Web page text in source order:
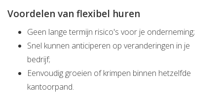
Voordelen van flexibel huren
Geen lange termijn risico's voor je onderneming;
Snel kunnen anticiperen op veranderingen in je
bedrijf;
Eenvoudig groeien of krimpen binnen hetzelfde
kantoorpand.